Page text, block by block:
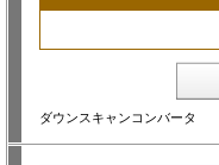
ダウンスキャンコンバータ